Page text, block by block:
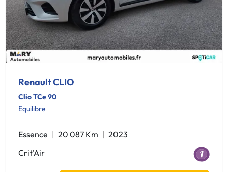
Renault CLIO
Clio TCe 90
Equilibre
Essence 20 087 Km
2023
Crit'Air